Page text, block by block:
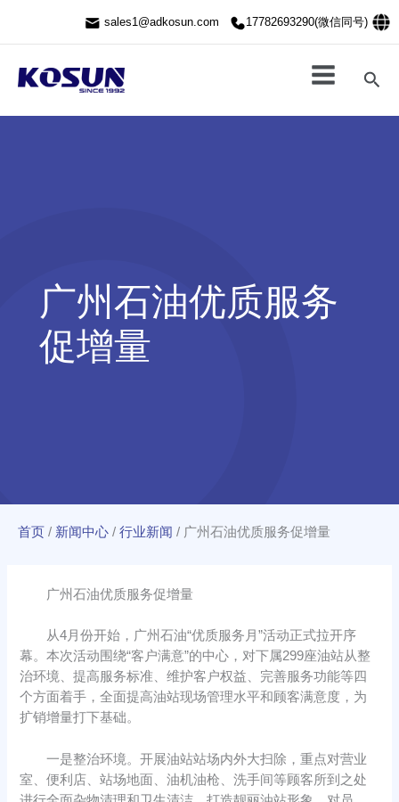
sales1@adkosun.com 17782693290(微信同号)
搜
索
广州石油优质服务
促增量
首页 / 新闻中心 / 行业新闻 / 广州石油优质服务促增量
广州石油优质服务促增量
从4月份开始，广州石油“优质服务月”活动正式拉开序
幕。本次活动围绕“客户满意”的中心，对下属299座油站从整
治环境、提高服务标准、维护客户权益、完善服务功能等四
个方面着手，全面提高油站现场管理水平和顾客满意度，为
扩销增量打下基础。
一是整治环境。开展油站站场内外大扫除，重点对营业
室、便利店、站场地面、油机油枪、洗手间等顾客所到之处